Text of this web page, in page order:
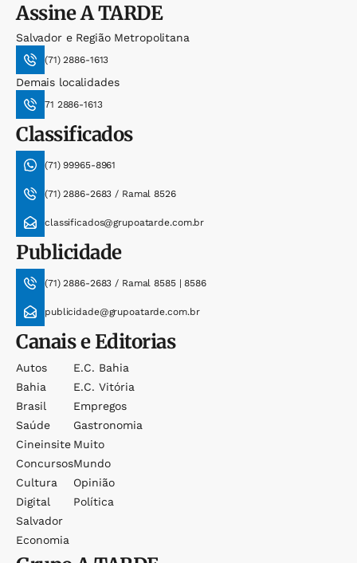
AssineA TARDE
Salvador e Região Metropolitana
(71) 2886-1613
Demais localidades
71 2886-1613
Classificados
(71) 99965-8961
(71) 2886-2683 / Ramal 8526
classificados@grupoatarde.com.br
Publicidade
(71) 2886-2683 / Ramal 8585 | 8586
publicidade@grupoatarde.com.br
Canais e Editorias
Autos
Bahia
Brasil
Saúde
Cineinsite
Concursos
Cultura
Digital
Salvador
Economia
E.c. Bahia
E.c. Vitória
Empregos
Gastronomia
Muito
Mundo
Opinião
Política